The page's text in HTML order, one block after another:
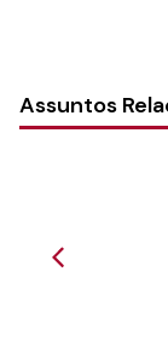
Assuntos